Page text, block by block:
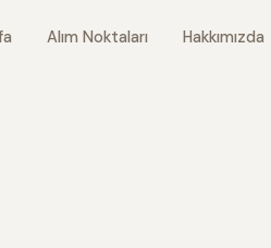
Alım Noktaları Hakkımızda